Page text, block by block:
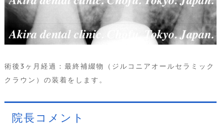
術後3ヶ月経過：最終補綴物（ジルコニアオールセラミック
クラウン）の装着をします。
院長コメント